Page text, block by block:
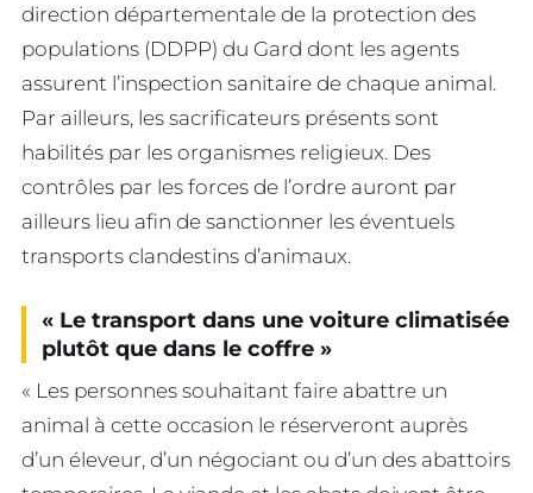
direction départementale de la protection des
populations (DDPP) du Gard dont les agents
assurent l’inspection sanitaire de chaque animal.
Par ailleurs, les sacrificateurs présents sont
habilités par les organismes religieux. Des
contrôles par les forces de l’ordre auront par
ailleurs lieu afin de sanctionner les éventuels
transports clandestins d’animaux.
« Le transport dans une voiture climatisée
plutôt que dans le coffre »
« Les personnes souhaitant faire abattre un
animal à cette occasion le réserveront auprès
d’un éleveur, d’un négociant ou d’un des abattoirs